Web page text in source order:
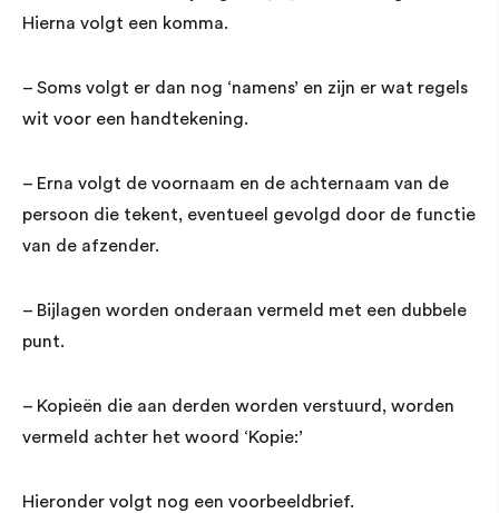
Hierna volgt een komma.
– Soms volgt er dan nog ‘namens’ en zijn er wat regels
wit voor een handtekening.
– Erna volgt de voornaam en de achternaam van de
persoon die tekent, eventueel gevolgd door de functie
van de afzender.
– Bijlagen worden onderaan vermeld met een dubbele
punt.
– Kopieën die aan derden worden verstuurd, worden
vermeld achter het woord ‘Kopie:’
Hieronder volgt nog een voorbeeldbrief.